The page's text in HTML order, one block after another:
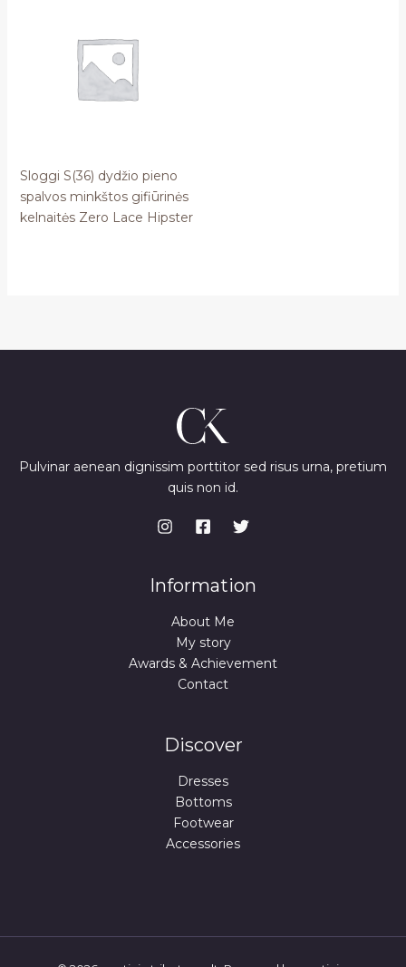
Sloggi S(36) dydžio pieno
spalvos minkštos gifiūrinės
kelnaitės Zero Lace Hipster
Pulvinar aenean dignissim porttitor sed risus urna, pretium
quis non id.
Information
About Me
My story
Awards & Achievement
Contact
Discover
Dresses
Bottoms
Footwear
Accessories